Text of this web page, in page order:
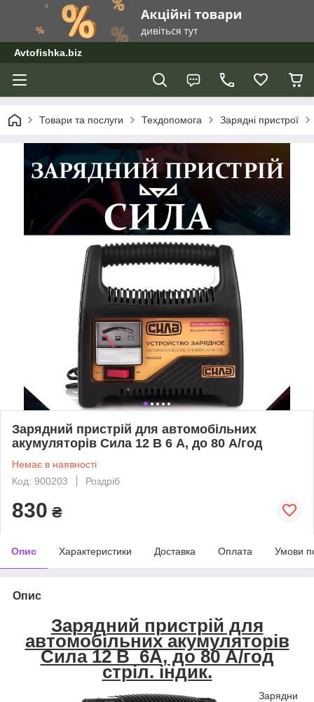
Avtofishka.biz
Товари та послуги Техдопомога Зарядні пристрої
Зарядний пристрій для автомобільних
акумуляторів Сила 12 В 6 A, до 80 А/год
Немає в наявності
Код: 900203
Роздріб
830 ₴
Опис Характеристики Доставка Оплата Умови
Опис
Зарядний пристрій для
автомобільних акумуляторів
Сила 12 В 6A, до 80 А/год
стріл. індик.
Зарядни